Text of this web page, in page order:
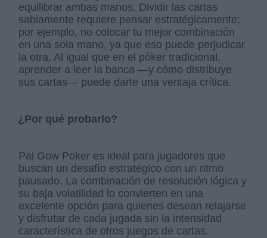
equilibrar ambas manos. Dividir las cartas
sabiamente requiere pensar estratégicamente;
por ejemplo, no colocar tu mejor combinación
en una sola mano, ya que eso puede perjudicar
la otra. Al igual que en el póker tradicional,
aprender a leer la banca —y cómo distribuye
sus cartas— puede darte una ventaja crítica.
¿Por qué probarlo?
Pai Gow Poker es ideal para jugadores que
buscan un desafío estratégico con un ritmo
pausado. La combinación de resolución lógica y
su baja volatilidad lo convierten en una
excelente opción para quienes desean relajarse
y disfrutar de cada jugada sin la intensidad
característica de otros juegos de cartas.